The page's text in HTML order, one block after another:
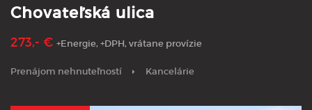
Chovateľská ulica
273,- € +Energie, +DPH, vrátane provízie
Prenájom nehnuteľností Kancelárie